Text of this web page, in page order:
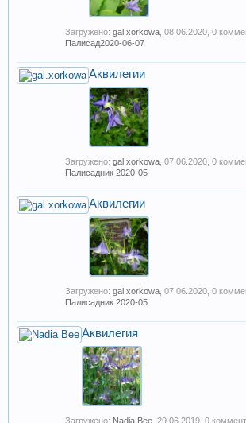
Загружено: gal.xorkowa 08.06.2020 , 0
Палисад2020-06-07
Аквилегии
Загружено: gal.xorkowa 07.06.2020 , 0
Палисадник 2020-05
Аквилегии
Загружено: gal.xorkowa 07.06.2020 , 0
Палисадник 2020-05
Аквилегия
Загружено: Nadia Bee 29.06.2019 , 0